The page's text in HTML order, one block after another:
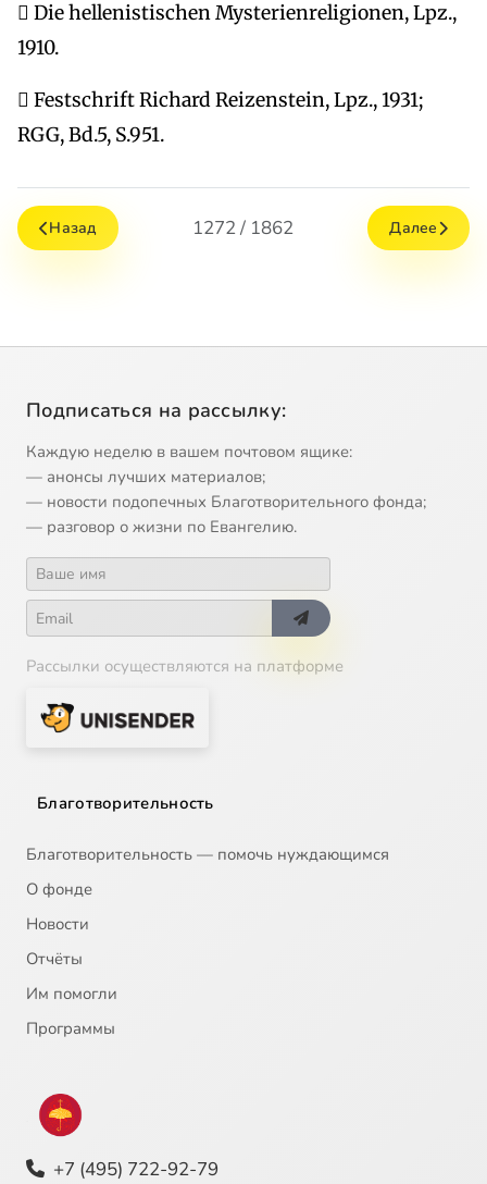
 Die hellenistischen Mysterienreligionen, Lpz.,
1910.
 Festschrift Richard Reizenstein, Lpz., 1931;
RGG, Bd.5, S.951.
Назад 1272 / 1862 Далее
Подписаться на рассылку:
Каждую неделю в вашем почтовом ящике:
— анонсы лучших материалов;
— новости подопечных Благотворительного фонда;
— разговор о жизни по Евангелию.
Рассылки осуществляются на платформе
Благотворительность
Благотворительность — помочь нуждающимся
О фонде
Новости
Отчёты
Им помогли
Программы
+7 (495) 722-92-79